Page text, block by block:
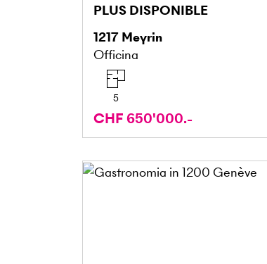
PLUS DISPONIBLE
1217 Meyrin
Officina
5
CHF 650'000.-